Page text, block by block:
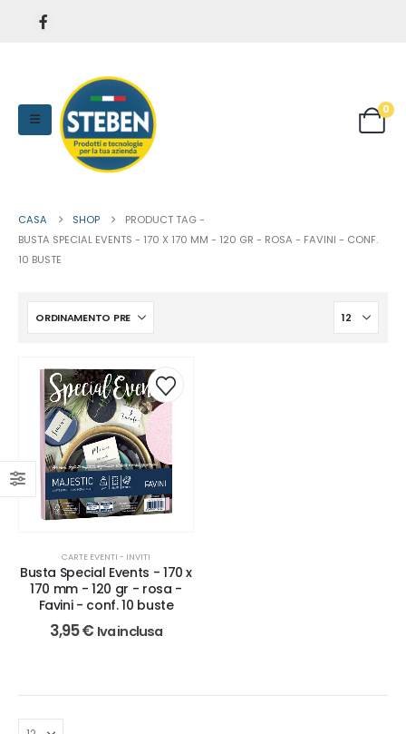
0
CASA SHOP
PRODUCT TAG -
BUSTA SPECIAL EVENTS - 170 X 170 MM - 120 GR - ROSA - FAVINI - CONF.
10 BUSTE
CARTE EVENTI - INVITI
Busta Special Events - 170 x
170 mm - 120 gr - rosa -
Favini - conf. 10 buste
3,95€ Iva inclusa